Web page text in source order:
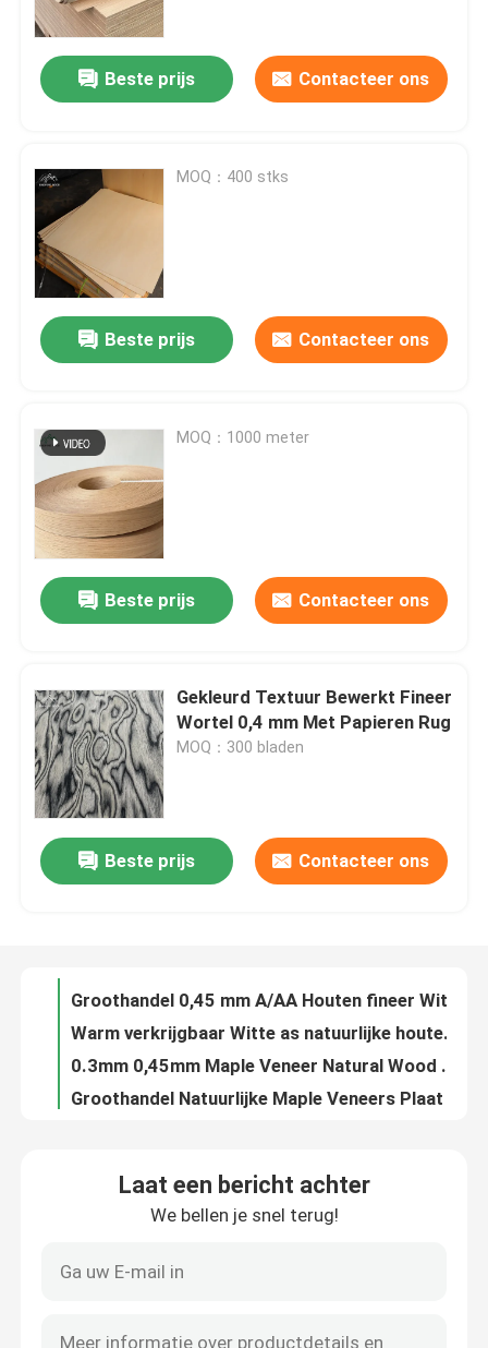
Huis
Producten
Video's
Fabriekstocht
Kwaliteitscontrole
Gevallen
Vraag een offerte
Beste prijs Contacteer ons
MOQ：400 stks
Beste prijs Contacteer ons
MOQ：1000 meter
Beste prijs Contacteer ons
Gekleurd Textuur Bewerkt Fineer
Wortel 0,4 mm Met Papieren Rug
MOQ：300 bladen
Beste prijs Contacteer ons
Fabriek Natuurlijke houten fineer Wit as 0,3 mm/0,45 mm/0,5 mm/0,6 mm Berghorn As Fineer Houten fineer Platen Wandpanelen
Laat een bericht achter
We bellen je snel terug!